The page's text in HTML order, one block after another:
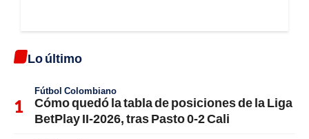
Lo último
Fútbol Colombiano
Cómo quedó la tabla de posiciones de la Liga
BetPlay II-2026, tras Pasto 0-2 Cali